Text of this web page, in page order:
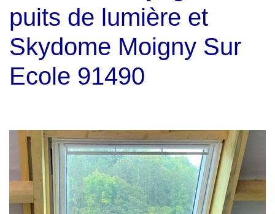
puits de lumière et
Skydome Moigny Sur
Ecole 91490